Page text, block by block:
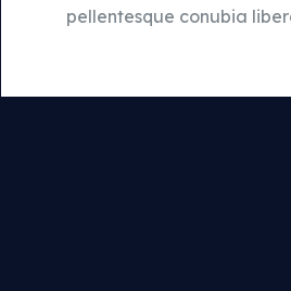
pellentesque conubia